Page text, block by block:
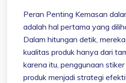
Peran Penting Kemasan
adalah hal pertama yang
Dalam hitungan detik,
kualitas produk hanya dari
karena itu, penggunaan
produk menjadi strategi